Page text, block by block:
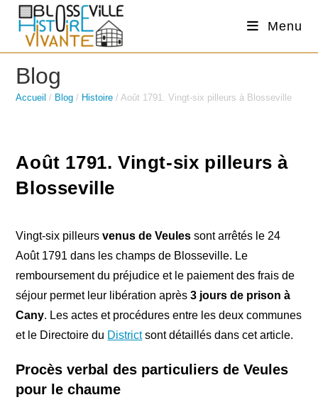
content
Menu
Blog
Accueil / Blog / Histoire /Août 1791. Vingt-six pilleurs à Blosseville
Août 1791. Vingt-six pilleurs à
Blosseville
Vingt-six pilleursvenus de Veules sont arrêtés le 24
Août 1791 dans les champs de Blosseville. Le
remboursement du préjudice et le paiement des frais de
séjour permet leur libération après3 jours de prison à
Cany. Les actes et procédures entre les deux communes
et le Directoire du Districtsont détaillés dans cet article.
Procès verbal des particuliers de Veules
pour le chaume